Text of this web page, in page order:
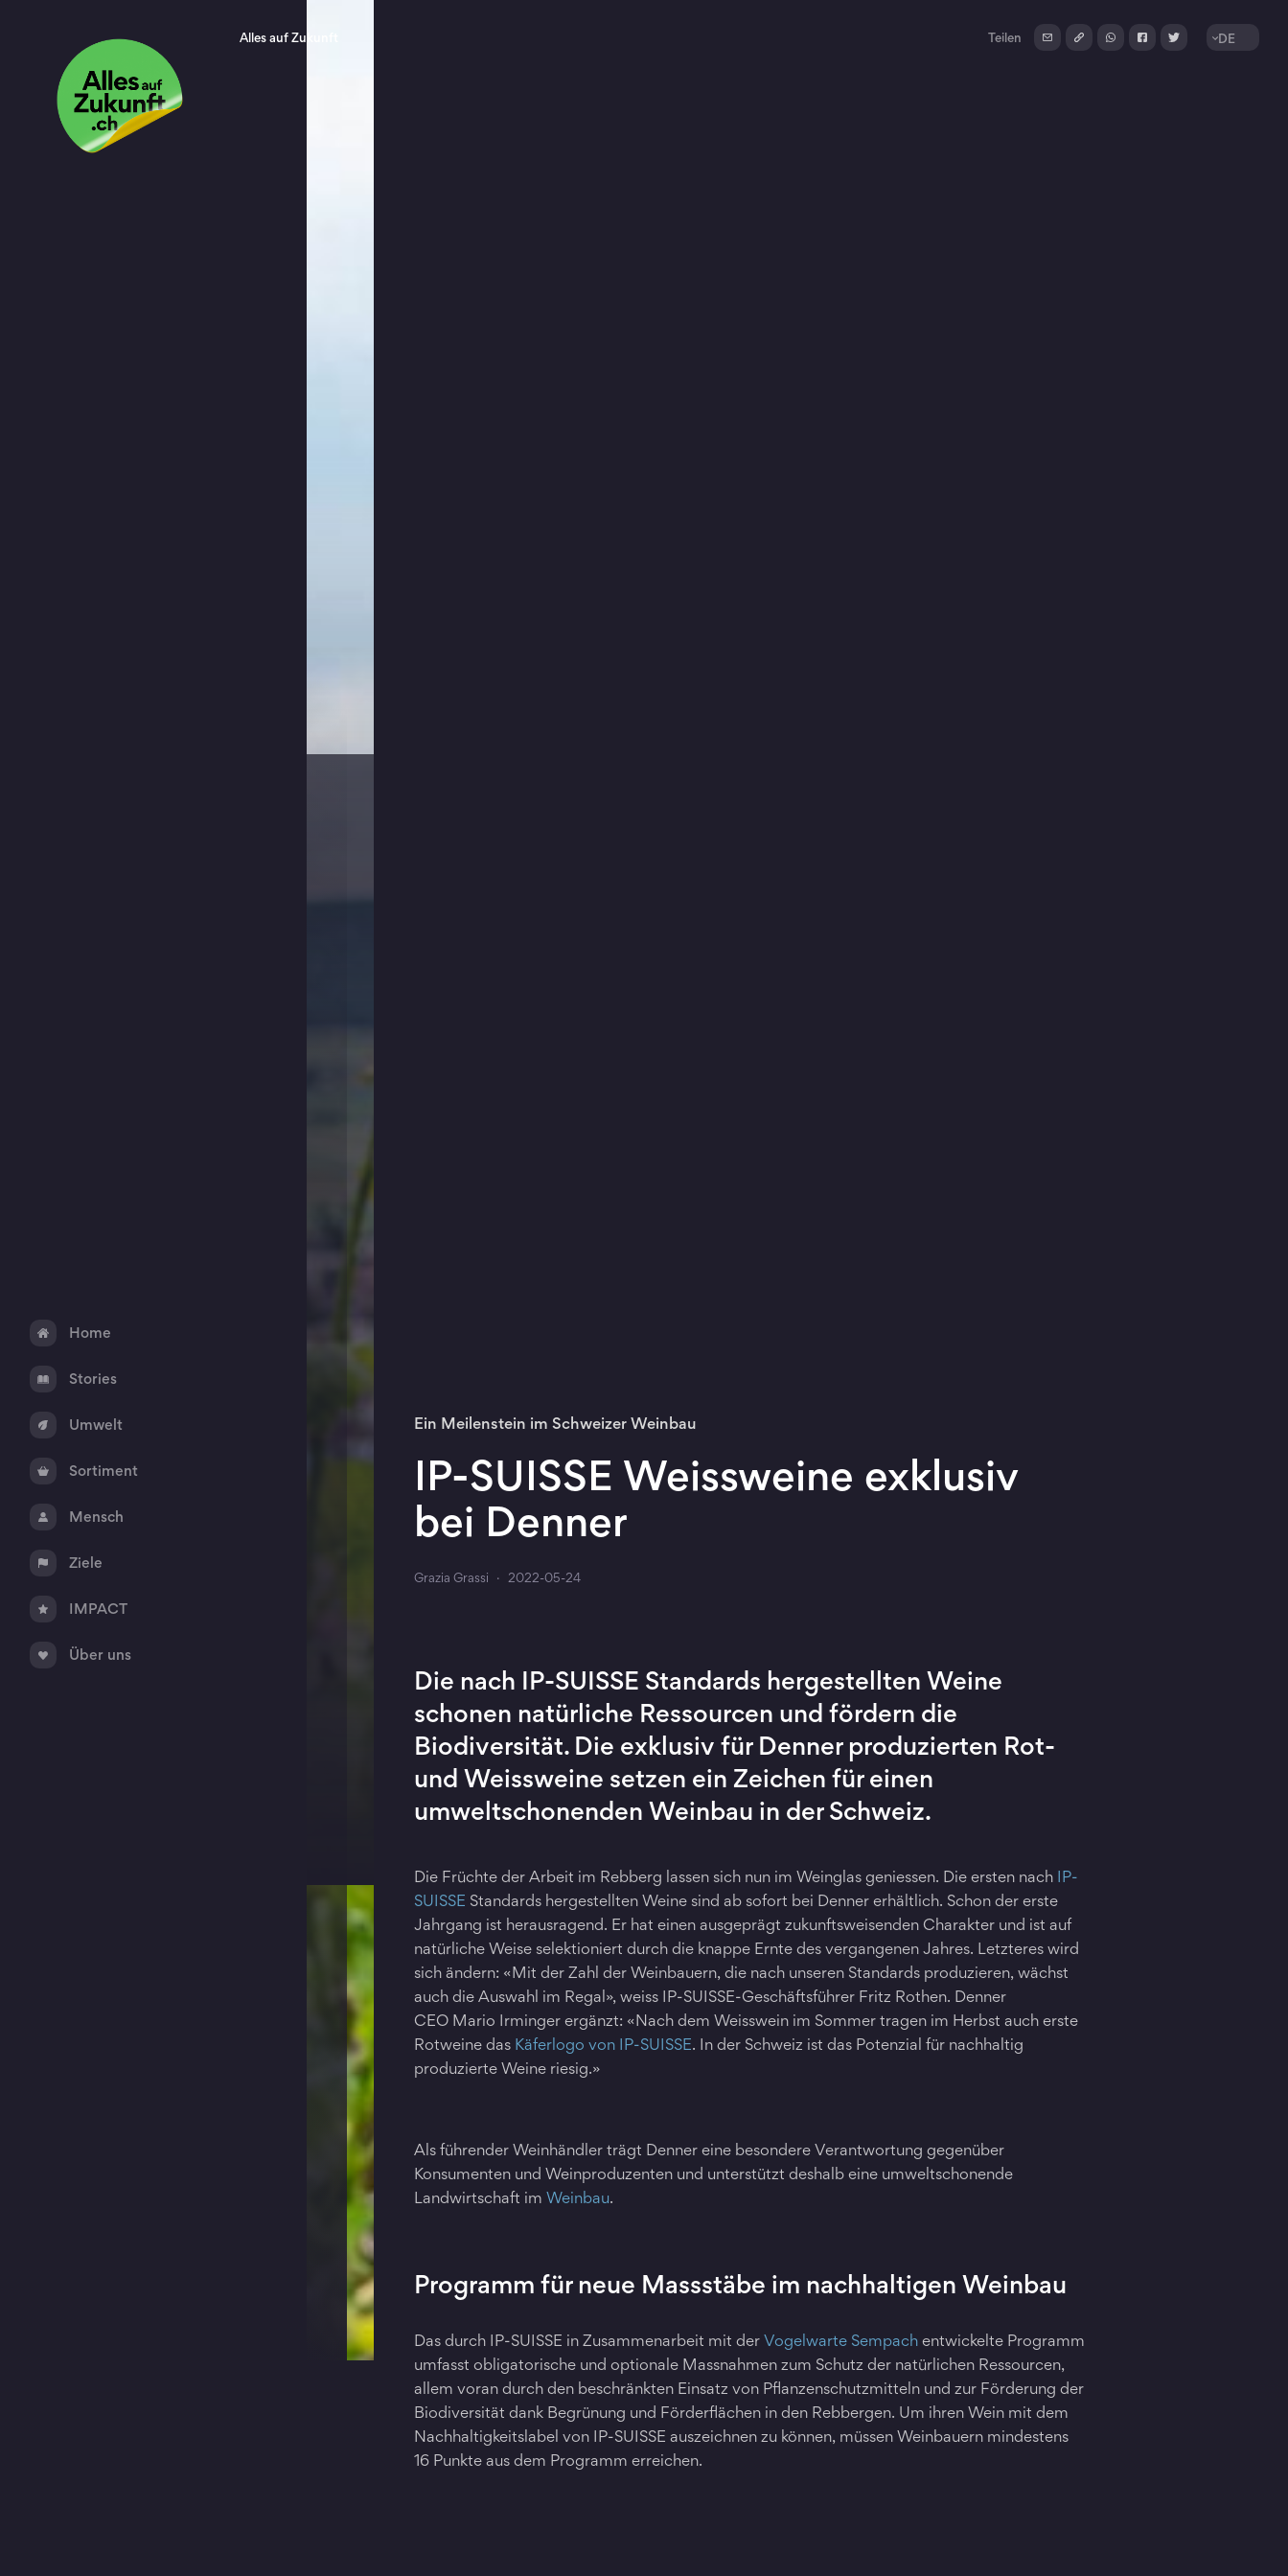
Home
Stories
Umwelt
Sortiment
Mensch
Ziele
IMPACT
Über uns
Alles auf Zukunft Teilen DE
Ein Meilenstein im Schweizer Weinbau
IP-SUISSE Weissweine exklusiv
bei Denner
Grazia Grassi · 2022-05-24
Die nach IP-SUISSE Standards hergestellten Weine
schonen natürliche Ressourcen und fördern die
Biodiversität. Die exklusiv für Denner produzierten Rot-
und Weissweine setzen ein Zeichen für einen
umweltschonenden Weinbau in der Schweiz.
Die Früchte der Arbeit im Rebberg lassen sich nun im Weinglas geniessen. Die ersten nach IP-
SUISSE Standards hergestellten Weine sind ab sofort bei Denner erhältlich. Schon der erste
Jahrgang ist herausragend. Er hat einen ausgeprägt zukunftsweisenden Charakter und ist auf
natürliche Weise selektioniert durch die knappe Ernte des vergangenen Jahres. Letzteres wird
sich ändern: «Mit der Zahl der Weinbauern, die nach unseren Standards produzieren, wächst
auch die Auswahl im Regal», weiss IP-SUISSE-Geschäftsführer Fritz Rothen. Denner
CEO Mario Irminger ergänzt: «Nach dem Weisswein im Sommer tragen im Herbst auch erste
Rotweine das Käferlogo von IP-SUISSE. In der Schweiz ist das Potenzial für nachhaltig
produzierte Weine riesig.»
Als führender Weinhändler trägt Denner eine besondere Verantwortung gegenüber
Konsumenten und Weinproduzenten und unterstützt deshalb eine umweltschonende
Landwirtschaft im Weinbau.
Programm für neue Massstäbe im nachhaltigen Weinbau
Das durch IP-SUISSE in Zusammenarbeit mit der Vogelwarte Sempach entwickelte Programm
umfasst obligatorische und optionale Massnahmen zum Schutz der natürlichen Ressourcen,
allem voran durch den beschränkten Einsatz von Pflanzenschutzmitteln und zur Förderung der
Biodiversität dank Begrünung und Förderflächen in den Rebbergen. Um ihren Wein mit dem
Nachhaltigkeitslabel von IP-SUISSE auszeichnen zu können, müssen Weinbauern mindestens
16 Punkte aus dem Programm erreichen.